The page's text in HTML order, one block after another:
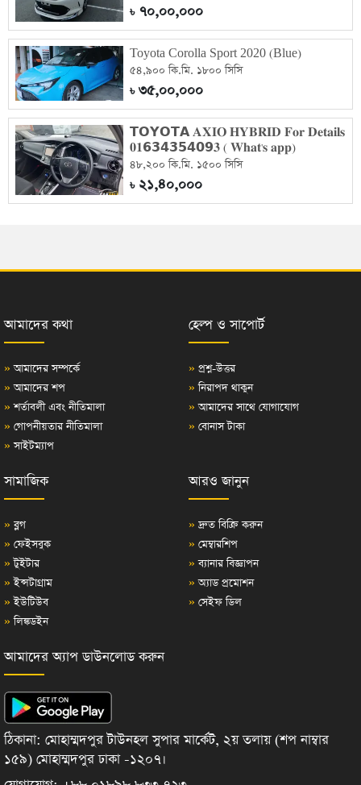
৳৭০,০০,০০০
Toyota Corolla Sport 2020 (Blue)
৫৪,৯০০ কি.মি. ১৮০০ সিসি
৳৩৫,০০,০০০
𝗧𝗢𝗬𝗢𝗧𝗔 𝐀𝐗𝐈𝐎 𝐇𝐘𝐁𝐑𝐈𝐃 𝐅𝐨𝐫 𝐃𝐞𝐭𝐚𝐢𝐥𝐬
𝟎𝟏𝟲𝟯𝟰𝟯𝟱𝟰𝟬𝟵𝟑 ( 𝐖𝐡𝐚𝐭'𝐬 𝐚𝐩𝐩)
৪৮,২০০ কি.মি. ১৫০০ সিসি
৳২১,৪০,০০০
আমাদের কথা
» আমাদের সম্পর্কে
» আমাদের শপ
» শর্তাবলী এবং নীতিমালা
» গোপনীয়তার নীতিমালা
» সাইটম্যাপ
হেল্প ও সাপোর্ট
» প্রশ্ন-উত্তর
» নিরাপদ থাকুন
» আমাদের সাথে যোগাযোগ
» বোনাস টাকা
সামাজিক
» ব্লগ
» ফেইসবুক
» টুইটার
» ইন্সটাগ্রাম
» ইউটিউব
» লিঙ্কডইন
আরও জানুন
» দ্রুত বিক্রি করুন
» মেম্বারশিপ
» ব্যানার বিজ্ঞাপন
» অ্যাড প্রমোশন
» সেইফ ডিল
আমাদের অ্যাপ ডাউনলোড করুন
ঠিকানা: মোহাম্মদপুর টাউনহল সুপার মার্কেট, ২য় তলায় (শপ নাম্বার
১৫৯) মোহাম্মদপুর ঢাকা -১২০৭।